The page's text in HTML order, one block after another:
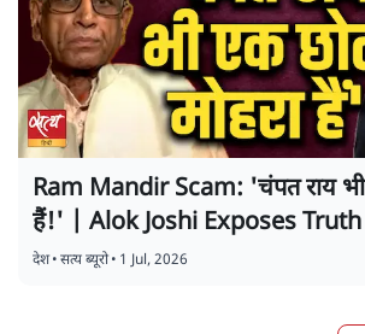
Ram Mandir Scam: 'चंपत राय भी
हैं!' | Alok Joshi Exposes Truth |
देश•सत्य ब्यूरो• 1 Jul, 2026